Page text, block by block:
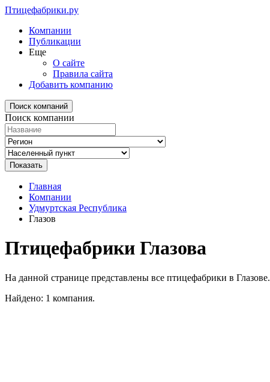
Птицефабрики.ру
Компании
Публикации
Еще
О сайте
Правила сайта
Добавить компанию
Поиск компаний
Поиск компании
Главная
Компании
Удмуртская Республика
Глазов
Птицефабрики Глазова
На данной странице представлены все птицефабрики в Глазове.
Найдено: 1 компания.